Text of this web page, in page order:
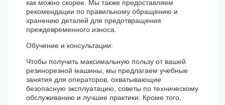
как можно скорее. Мы также предоставляем
рекомендации по правильному обращению и
хранению деталей для предотвращения
преждевременного износа.
Обучение и консультации:
Чтобы получить максимальную пользу от вашей
резинорезной машины, мы предлагаем учебные
занятия для операторов, охватывающие
безопасную эксплуатацию, советы по техническому
обслуживанию и лучшие практики. Кроме того,